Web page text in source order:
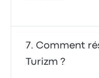
Comment
Turizm ?